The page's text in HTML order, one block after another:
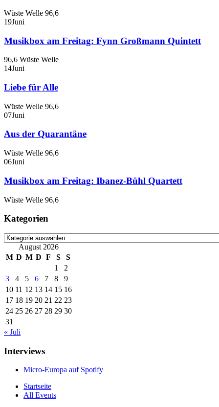
Wüste Welle 96,6
19Juni
Musikbox am Freitag: Fynn Großmann Quintett
96,6 Wüste Welle
14Juni
Liebe für Alle
Wüste Welle 96,6
07Juni
Aus der Quarantäne
Wüste Welle 96,6
06Juni
Musikbox am Freitag: Ibanez-Bühl Quartett
Wüste Welle 96,6
Kategorien
Kategorien
August 2026
M D M D F S
S
1
2
3
4 5 6 7 8
9
10 11 12 13 14 15 16
17 18 19 20 21 22 23
24 25 26 27 28 29 30
31
« Juli
Interviews
Micro-Europa auf Spotify
Startseite
All Events